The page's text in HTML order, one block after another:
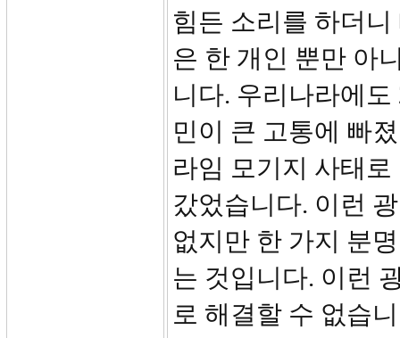
힘든 소리를 하더
은 한 개인 뿐만 아
니다. 우리나라에
민이 큰 고통에 빠
라임 모기지 사태
갔었습니다. 이런
없지만 한 가지 분
는 것입니다. 이런
로 해결할 수 없습